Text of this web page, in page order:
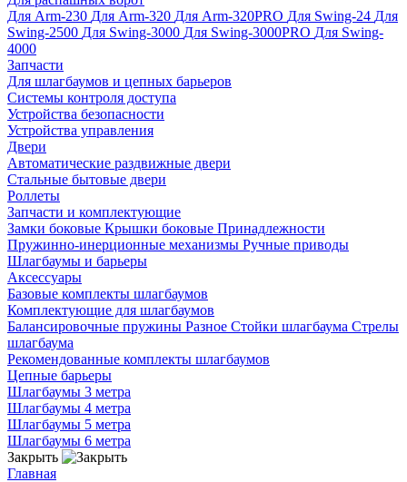
Для Arm-230 Для Arm-320 Для Arm-320PRO Для Swing-24 Для
Swing-2500 Для Swing-3000 Для Swing-3000PRO Для Swing-
4000
Запчасти
Для шлагбаумов и цепных барьеров
Системы контроля доступа
Устройства безопасности
Устройства управления
Двери
Автоматические раздвижные двери
Стальные бытовые двери
Роллеты
Запчасти и комплектующие
Замки боковые Крышки боковые Принадлежности
Пружинно-инерционные механизмы Ручные приводы
Шлагбаумы и барьеры
Аксессуары
Базовые комплекты шлагбаумов
Комплектующие для шлагбаумов
Балансировочные пружины Разное Стойки шлагбаума Стрелы
шлагбаума
Рекомендованные комплекты шлагбаумов
Цепные барьеры
Шлагбаумы 3 метра
Шлагбаумы 4 метра
Шлагбаумы 5 метра
Шлагбаумы 6 метра
Закрыть
Главная